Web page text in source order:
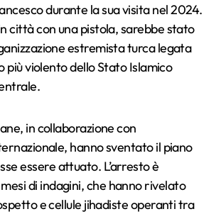
durante la sua visita nel 2024.
città con una pistola, sarebbe stato
estremista turca legata
più violento dello Stato Islamico
in collaborazione con
hanno sventato il piano
essere attuato. L’arresto è
di indagini, che hanno rivelato
e cellule jihadiste operanti tra